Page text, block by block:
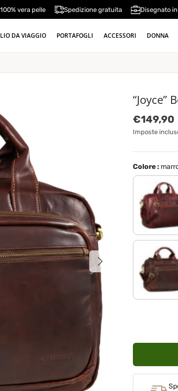
100% vera pelle Spedizione gratuita Disegnato
DA VIAGGIO PORTAFOGLI ACCESSORI DONNA
Avanti
“Joyce”
Prezzo
€149,90
Imposte
Colore :
rosso
cognac